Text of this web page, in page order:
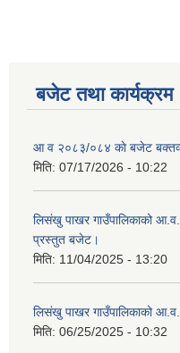
बजेट तथा कार्यक्रम
आ व २०८३/०८४ काे बजेट
मिति: 07/17/2026 - 10:22
लिसंखु पाखर गाउँपालिकाको
प्रस्तुत बजेट।
मिति: 11/04/2025 - 13:20
लिसंखु पाखर गाउँपालिकाको आ.व.
मिति: 06/25/2025 - 10:32